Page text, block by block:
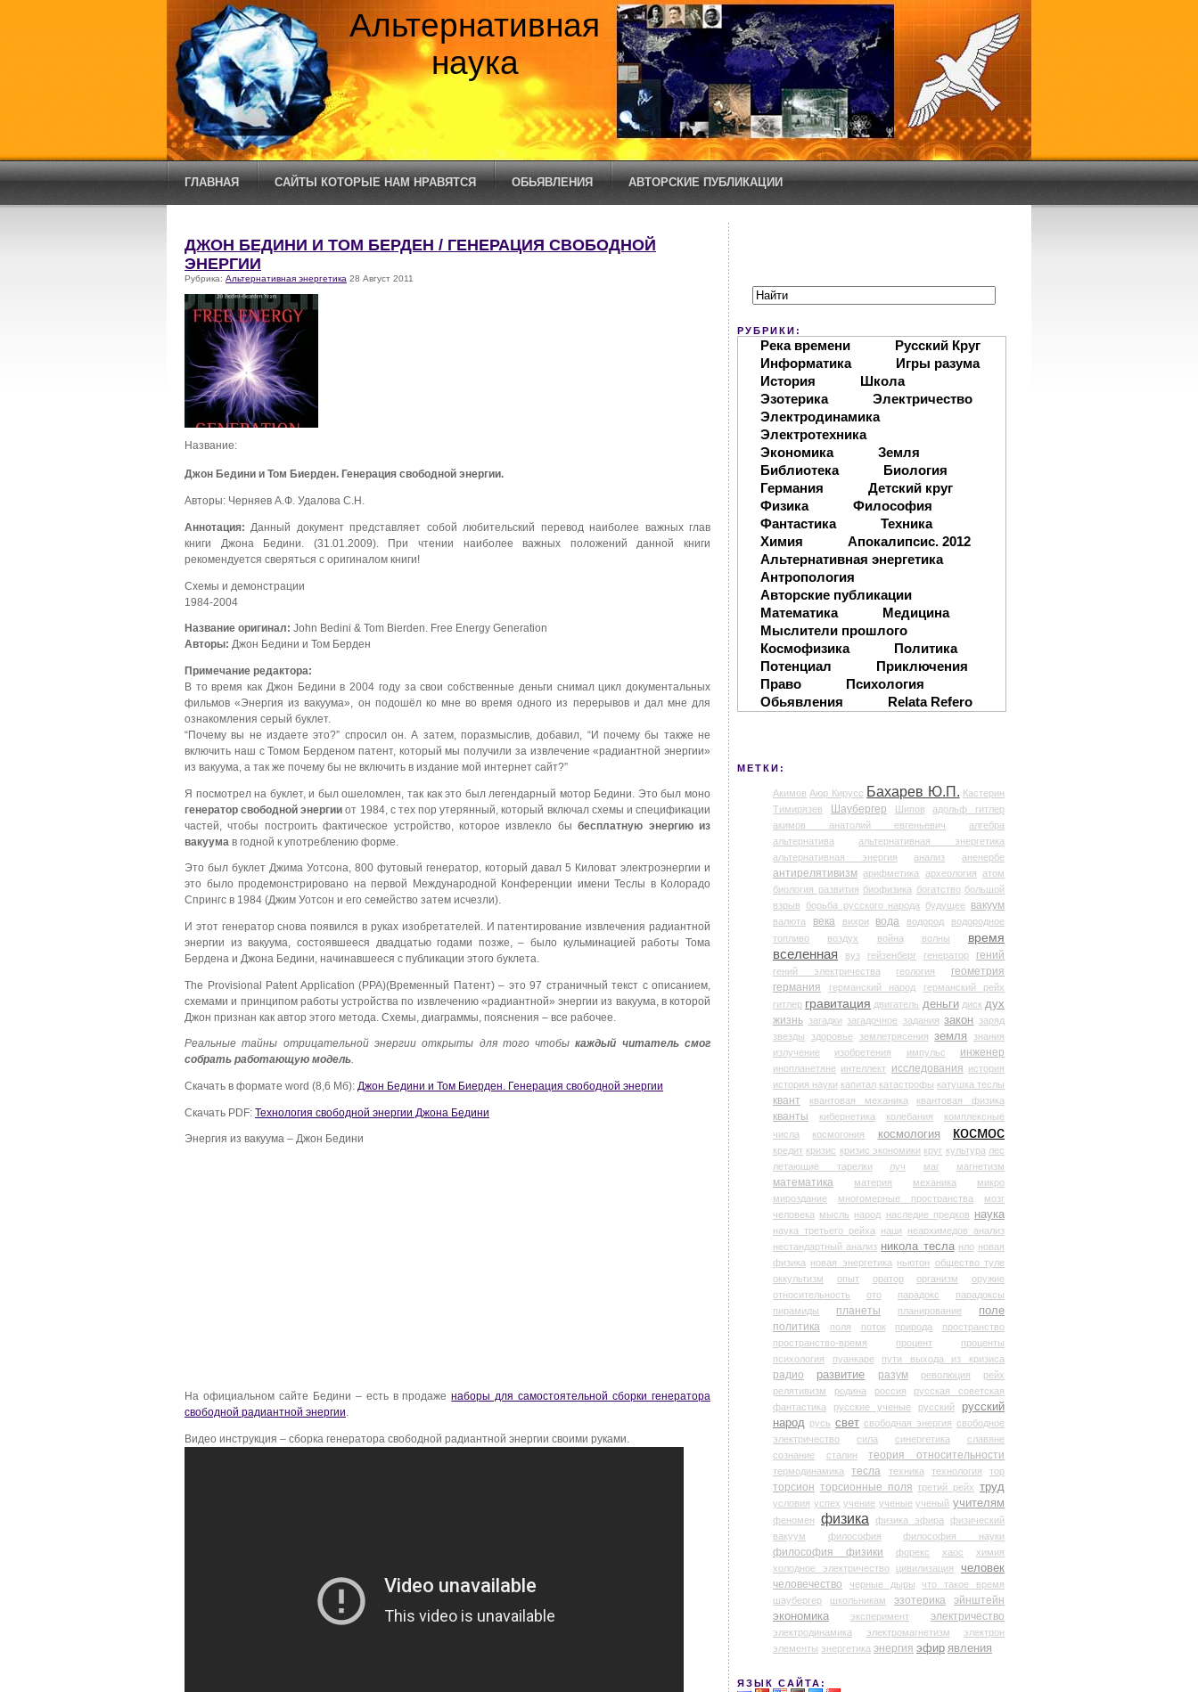
Альтернативная
наука
ГЛАВНАЯ САЙТЫ КОТОРЫЕ НАМ НРАВЯТСЯ ОБЬЯВЛЕНИЯ АВТОРСКИЕ ПУБЛИКАЦИИ
ДЖОН БЕДИНИ И ТОМ БЕРДЕН / ГЕНЕРАЦИЯ СВОБОДНОЙ
ЭНЕРГИИ
Рубрика: Альтернативная энергетика 28 Август 2011
Название:
Джон Бедини и Том Биерден. Генерация свободной энергии.
Авторы: Черняев А.Ф. Удалова С.Н.
Аннотация: Данный документ представляет собой любительский перевод наиболее важных глав
книги Джона Бедини. (31.01.2009). При чтении наиболее важных положений данной книги
рекомендуется сверяться с оригиналом книги!
Схемы и демонстрации
1984-2004
Название оригинал: John Bedini & Tom Bierden. Free Energy Generation
Авторы: Джон Бедини и Том Берден
Примечание редактора:
В то время как Джон Бедини в 2004 году за свои собственные деньги снимал цикл документальных
фильмов «Энергия из вакуума», он подошёл ко мне во время одного из перерывов и дал мне для
ознакомления серый буклет.
“Почему вы не издаете это?” спросил он. А затем, поразмыслив, добавил, “И почему бы также не
включить наш с Томом Берденом патент, который мы получили за извлечение «радиантной энергии»
из вакуума, а так же почему бы не включить в издание мой интернет сайт?”
Я посмотрел на буклет, и был ошеломлен, так как это был легендарный мотор Бедини. Это был моно
генератор свободной энергии от 1984, с тех пор утерянный, который включал схемы и спецификации
частей, чтобы построить фактическое устройство, которое извлекло быбесплатную энергию из
вакуума в годной к употреблению форме.
Это был буклет Джима Уотсона, 800 футовый генератор, который давал 5 Киловат электроэнергии и
это было продемонстрировано на первой Международной Конференции имени Теслы в Колорадо
Спрингс в 1984 (Джим Уотсон и его семейство затем исчезли).
И этот генератор снова появился в руках изобретателей. И патентирование извлечения радиантной
энергии из вакуума, состоявшееся двадцатью годами позже, – было кульминацией работы Тома
Бердена и Джона Бедини, начинавшееся с публикации этого буклета.
The Provisional Patent Application (PPA)(Временный Патент) – это 97 страничный текст с описанием,
схемами и принципом работы устройства по извлечению «радиантной» энергии из вакуума, в которой
Джон признан как автор этого метода. Схемы, диаграммы, пояснения – все рабочее.
Реальные тайны отрицательной энергии открыты для того чтобыкаждый читатель смог
собрать работающую модель
Скачать в формате word (8,6 Мб): Джон Бедини и Том Биерден. Генерация свободной энергии
Скачать PDF: Технология свободной энергии Джона Бедини
Энергия из вакуума – Джон Бедини
На официальном сайте Бедини – есть в продаженаборы для самостоятельной сборки генератора
свободной радиантной энергии
Видео инструкция – сборка генератора свободной радиантной энергии своими руками.
РУБРИКИ:
Река времени
Русский Круг
Информатика
Игры разума
История
Школа
Эзотерика
Электричество
Электродинамика
Электротехника
Экономика
Земля
Библиотека
Биология
Германия
Детский круг
Физика
Философия
Фантастика
Техника
Химия
Апокалипсис. 2012
Альтернативная энергетика
Антропология
Авторские публикации
Математика
Медицина
Мыслители прошлого
Космофизика
Политика
Потенциал
Приключения
Право
Психология
Обьявления
Relata Refero
МЕТКИ:
Акимов Аюр Кирусс Бахарев Ю.П. Кастерин
Тимирязев
Шаубергер Шипов
адольф гитлер
акимов анатолий евгеньевич
алгебра
альтернатива
альтернативная энергетика
альтернативная энергия
анализ аненербе
антирелятивизм арифметика археология атом
биология развития биофизика богатство большой
взрыв
борьба русского народа будущее вакуум
валюта века вихри вода водород
водородное
топливо
воздух война волны
время
вселенная
вуз гейзенберг генератор гений
гений электричества геология
геометрия
германия
германский народ
германский рейх
гитлер гравитация двигатель деньги диск дух
жизнь загадки загадочное задания закон заряд
звезды
здоровье землетрясения земля
знания
излучение
изобретения импульс инженер
инопланетяне интеллект исследования история
история науки капитал катастрофы катушка теслы
квант квантовая механика квантовая физика
кванты кибернетика колебания
комплексные
числа
космогония космология космос
кредит кризис кризис экономики круг культура лес
летающие тарелки
луч маг магнетизм
математика материя механика
микро
мироздание
многомерные пространства
мозг
человека мысль народ наследие предков наука
наука третьего рейха наци
неархимедов анализ
нестандартный анализ никола тесла нло новая
физика новая энергетика ньютон общество туле
оккультизм
опыт оратор организм
оружие
относительность
ото парадокс
парадоксы
пирамиды
планеты планирование
поле
политика
поля поток природа
пространство
пространство-время
процент
проценты
психология
пуанкаре пути выхода из кризиса
радио развитие разум революция
рейх
релятивизм
родина россия
русская советская
фантастика
русские ученые русский
русский
народ русь свет свободная энергия свободное
электричество
сила синергетика
славяне
сознание
сталин теория относительности
термодинамика тесла техника технология тор
торсион торсионные поля третий рейх труд
условия успех учение ученые ученый учителям
феномен физика физика эфира
физический
вакуум
философия философия науки
философия физики форекс хаос
химия
холодное электричество
цивилизация человек
человечество черные дыры
что такое время
шаубергер
школьникам эзотерика
эйнштейн
экономика
эксперимент электричество
электродинамика электромагнетизм
электрон
элементы энергетика энергия эфир явления
ЯЗЫК САЙТА: